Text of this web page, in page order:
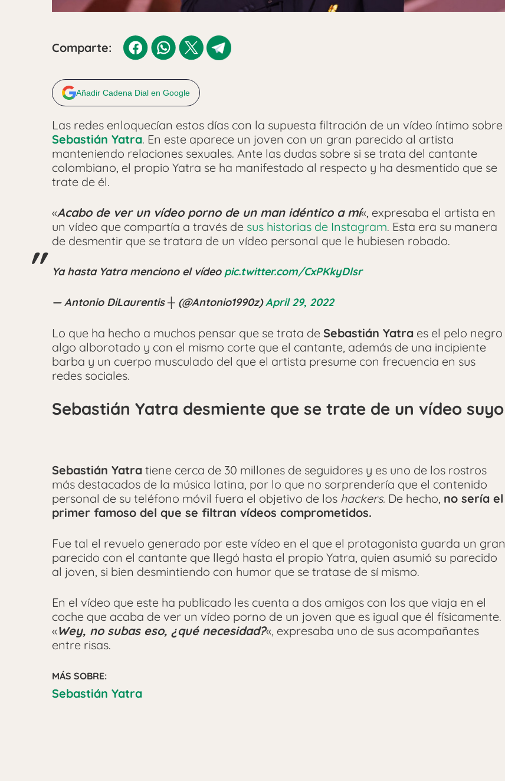
Comparte:
Añadir Cadena Dial en Google
Las redes enloquecían estos días con la supuesta filtración de un vídeo íntimo sobre
Sebastián Yatra. En este aparece un joven con un gran parecido al artista
manteniendo relaciones sexuales. Ante las dudas sobre si se trata del cantante
colombiano, el propio Yatra se ha manifestado al respecto y ha desmentido que se
trate de él.
«Acabo de ver un vídeo porno de un man idéntico a mí«, expresaba el artista en
un vídeo que compartía a través de sus historias de Instagram. Esta era su manera
de desmentir que se tratara de un vídeo personal que le hubiesen robado.
Ya hasta Yatra menciono el vídeo pic.twitter.com/CxPKkyDlsr
— Antonio DiLaurentis ┼ (@Antonio1990z)April 29, 2022
Lo que ha hecho a muchos pensar que se trata de Sebastián Yatra es el pelo negro
algo alborotado y con el mismo corte que el cantante, además de una incipiente
barba y un cuerpo musculado del que el artista presume con frecuencia en sus
redes sociales.
Sebastián Yatra desmiente que se trate de un vídeo suyo
Sebastián Yatra tiene cerca de 30 millones de seguidores y es uno de los rostros
más destacados de la música latina, por lo que no sorprendería que el contenido
personal de su teléfono móvil fuera el objetivo de los hackers. De hecho, no sería el
primer famoso del que se filtran vídeos comprometidos.
Fue tal el revuelo generado por este vídeo en el que el protagonista guarda un gran
parecido con el cantante que llegó hasta el propio Yatra, quien asumió su parecido
al joven, si bien desmintiendo con humor que se tratase de sí mismo.
En el vídeo que este ha publicado les cuenta a dos amigos con los que viaja en el
coche que acaba de ver un vídeo porno de un joven que es igual que él físicamente.
«Wey, no subas eso, ¿qué necesidad?«, expresaba uno de sus acompañantes
entre risas.
MÁS SOBRE:
Sebastián Yatra